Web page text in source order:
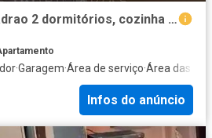
Apartamento tipo padrao 2 dormitórios, cozinha planejada, lazer, salão de festa, salão de jogos
·Garagem·Área de serviço·Área das
Infos do anúncio